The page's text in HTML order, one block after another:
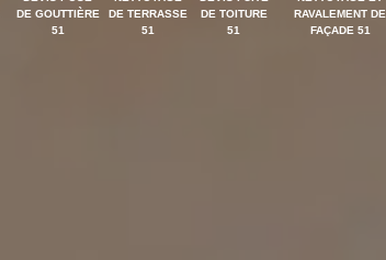
DE GOUTTIÈRE
51
DE TERRASSE
51
DE TOITURE
51
RAVALEMENT DE
FAÇADE 51